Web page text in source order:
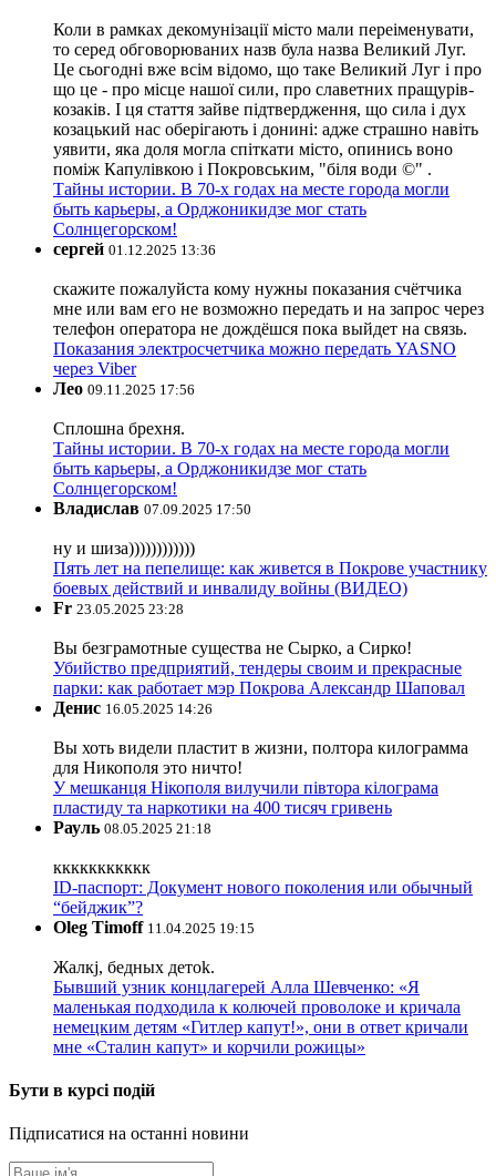
Коли в рамках декомунізації місто мали переіменувати,
то серед обговорюваних назв була назва Великий Луг.
Це сьогодні вже всім відомо, що таке Великий Луг і про
що це - про місце нашої сили, про славетних пращурів-
козаків. І ця стаття зайве підтвердження, що сила і дух
козацький нас оберігають і донині: адже страшно навіть
уявити, яка доля могла спіткати місто, опинись воно
поміж Капулівкою і Покровським, "біля води ©" .
Тайны истории. В 70-х годах на месте города могли
быть карьеры, а Орджоникидзе мог стать
Солнцегорском!
сергей 01.12.2025 13:36
скажите пожалуйста кому нужны показания счётчика
мне или вам его не возможно передать и на запрос через
телефон оператора не дождёшся пока выйдет на связь.
Показания электросчетчика можно передать YASNO
через Viber
Лео 09.11.2025 17:56
Сплошна брехня.
Тайны истории. В 70-х годах на месте города могли
быть карьеры, а Орджоникидзе мог стать
Солнцегорском!
Владислав 07.09.2025 17:50
ну и шиза))))))))))))
Пять лет на пепелище: как живется в Покрове участнику
боевых действий и инвалиду войны (ВИДЕО)
Fr 23.05.2025 23:28
Вы безграмотные существа не Сырко, а Сирко!
Убийство предприятий, тендеры своим и прекрасные
парки: как работает мэр Покрова Александр Шаповал
Денис 16.05.2025 14:26
Вы хоть видели пластит в жизни, полтора килограмма
для Никополя это ничто!
У мешканця Нікополя вилучили півтора кілограма
пластиду та наркотики на 400 тисяч гривень
Рауль 08.05.2025 21:18
ккккккккккк
ID-паспорт: Документ нового поколения или обычный
“бейджик”?
Oleg Timoff 11.04.2025 19:15
Жалкj, бедных детok.
Бывший узник концлагерей Алла Шевченко: «Я
маленькая подходила к колючей проволоке и кричала
немецким детям «Гитлер капут!», они в ответ кричали
мне «Сталин капут» и корчили рожицы»
Бути в курсі подій
Підписатися на останні новини